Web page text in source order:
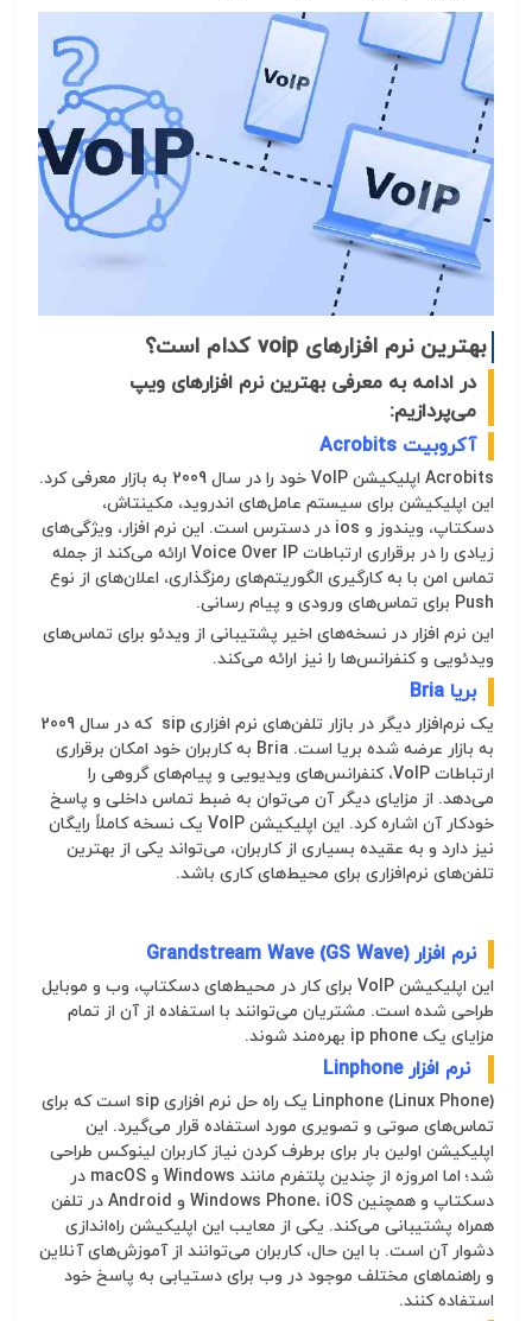
بهترین نرم افزارهای voip کدام است؟
در ادامه به معرفی بهترین نرم افزارهای ویپ
می‌پردازیم:
آکروبیت Acrobits
Acrobits اپلیکیشن VoIP خود را در سال 2009 به بازار معرفی کرد.
این اپلیکیشن برای سیستم عامل‌های اندروید، مکینتاش،
دسکتاپ، ویندوز و ios در دسترس است. این نرم افزار، ویژگی‌های
زیادی را در برقراری ارتباطات Voice Over IP ارائه می‌کند از جمله
تماس امن با به کارگیری الگوریتم‌های رمزگذاری، اعلان‌های از نوع
Push برای تماس‌های ورودی و پیام رسانی.
این نرم افزار در نسخه‌های اخیر پشتیبانی از ویدئو برای تماس‌های
ویدئویی و کنفرانس‌ها را نیز ارائه می‌کند.
بریا Bria
یک نرم‌افزار دیگر در بازار تلفن‌های نرم افزاری sip
که در سال 2009
به بازار عرضه شده بریا است. Bria به کاربران خود امکان برقراری
ارتباطات VoIP، کنفرانس‌های ویدیویی و پیام‌های گروهی را
می‌دهد. از مزایای دیگر آن می‌توان به ضبط تماس داخلی و پاسخ
خودکار آن اشاره کرد. این اپلیکیشن VoIP یک نسخه کاملاً رایگان
نیز دارد و به عقیده بسیاری از کاربران، می‌تواند یکی از بهترین
تلفن‌های نرم‌افزاری برای محیط‌های کاری باشد.
نرم افزار Grandstream Wave (GS Wave)
این اپلیکیشن VoIP برای کار در محیط‌های دسکتاپ، وب و موبایل
طراحی شده است. مشتریان می‌توانند با استفاده از آن از تمام
مزایای یک ip phone بهره‌مند شوند.
نرم افزار Linphone
Linphone (Linux Phone) یک راه حل نرم افزاری sip است که برای
تماس‌های صوتی و تصویری مورد استفاده قرار می‌گیرد. این
اپلیکیشن اولین بار برای برطرف کردن نیاز کاربران لینوکس طراحی
شد؛ اما امروزه از چندین پلتفرم مانند Windows و macOS در
دسکتاپ و همچنین Windows Phone، iOS و Android در تلفن
همراه پشتیبانی می‌کند. یکی از معایب این اپلیکیشن راه‌اندازی
دشوار آن است. با این حال، کاربران می‌توانند از آموزش‌های آنلاین
و راهنماهای مختلف موجود در وب برای دستیابی به پاسخ خود
استفاده کنند.